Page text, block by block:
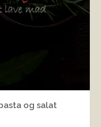
og salat